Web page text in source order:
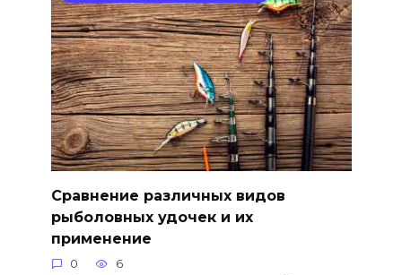
Сравнение различных видов
рыболовных удочек и их
применение
0 6